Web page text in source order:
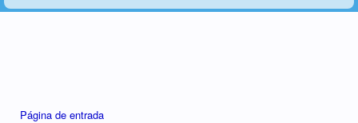
Página de entrada